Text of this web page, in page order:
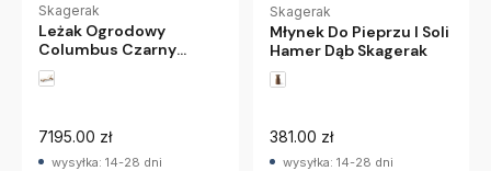
Skagerak
Leżak Ogrodowy
Columbus Czarny
Skagerak
7195.00 zł
wysyłka: 14-28 dni
Skagerak
Młynek Do Pieprzu I Soli
Hamer Dąb Skagerak
381.00 zł
wysyłka: 14-28 dni